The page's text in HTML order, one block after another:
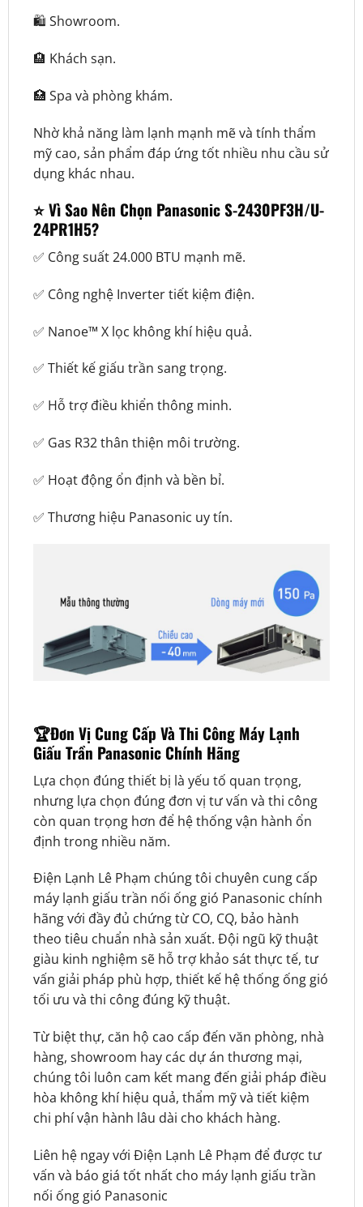
🛍️ Showroom.
🏨 Khách sạn.
🏥 Spa và phòng khám.
Nhờ khả năng làm lạnh mạnh mẽ và tính thẩm
mỹ cao, sản phẩm đáp ứng tốt nhiều nhu cầu sử
dụng khác nhau.
⭐ Vì Sao Nên Chọn Panasonic S-2430PF3H/U-
24PR1H5?
✅ Công suất 24.000 BTU mạnh mẽ.
✅ Công nghệ Inverter tiết kiệm điện.
✅ Nanoe™ X lọc không khí hiệu quả.
✅ Thiết kế giấu trần sang trọng.
✅ Hỗ trợ điều khiển thông minh.
✅ Gas R32 thân thiện môi trường.
✅ Hoạt động ổn định và bền bỉ.
✅ Thương hiệu Panasonic uy tín.
🏆Đơn Vị Cung Cấp Và Thi Công Máy Lạnh
Giấu Trần Panasonic Chính Hãng
Lựa chọn đúng thiết bị là yếu tố quan trọng,
nhưng lựa chọn đúng đơn vị tư vấn và thi công
còn quan trọng hơn để hệ thống vận hành ổn
định trong nhiều năm.
Điện Lạnh Lê Phạm chúng tôi chuyên cung cấp
máy lạnh giấu trần nối ống gió Panasonic chính
hãng với đầy đủ chứng từ CO, CQ, bảo hành
theo tiêu chuẩn nhà sản xuất. Đội ngũ kỹ thuật
giàu kinh nghiệm sẽ hỗ trợ khảo sát thực tế, tư
vấn giải pháp phù hợp, thiết kế hệ thống ống gió
tối ưu và thi công đúng kỹ thuật.
Từ biệt thự, căn hộ cao cấp đến văn phòng, nhà
hàng, showroom hay các dự án thương mại,
chúng tôi luôn cam kết mang đến giải pháp điều
hòa không khí hiệu quả, thẩm mỹ và tiết kiệm
chi phí vận hành lâu dài cho khách hàng.
Liên hệ ngay với Điện Lạnh Lê Phạm để được tư
vấn và báo giá tốt nhất cho máy lạnh giấu trần
nối ống gió Panasonic